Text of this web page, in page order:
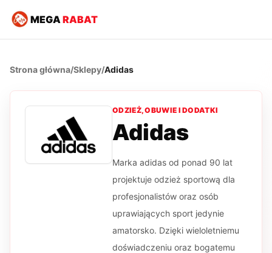
MEGARABAT
Strona główna/Sklepy/Adidas
ODZIEŻ, OBUWIE I DODATKI
Adidas
Marka adidas od ponad 90 lat
projektuje odzież sportową dla
profesjonalistów oraz osób
uprawiających sport jedynie
amatorsko. Dzięki wieloletniemu
doświadczeniu oraz bogatemu